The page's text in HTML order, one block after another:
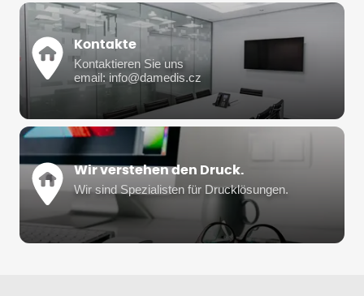
Kontakte
Kontaktieren Sie uns
email: info@damedis.cz
Wir verstehen den Druck.
Wir sind Spezialisten für Drucklösungen.